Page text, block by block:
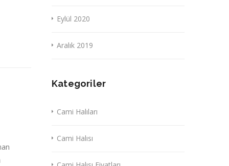
Eylül 2020
Aralık 2019
Kategoriler
Cami Halıları
Cami Halısı